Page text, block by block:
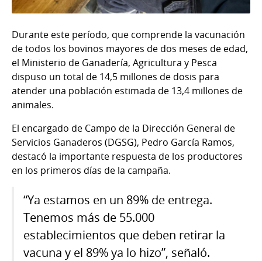
Durante este período, que comprende la vacunación
de todos los bovinos mayores de dos meses de edad,
el Ministerio de Ganadería, Agricultura y Pesca
dispuso un total de 14,5 millones de dosis para
atender una población estimada de 13,4 millones de
animales.
El encargado de Campo de la Dirección General de
Servicios Ganaderos (DGSG), Pedro García Ramos,
destacó la importante respuesta de los productores
en los primeros días de la campaña.
“Ya estamos en un 89% de entrega.
Tenemos más de 55.000
establecimientos que deben retirar la
vacuna y el 89% ya lo hizo”, señaló.